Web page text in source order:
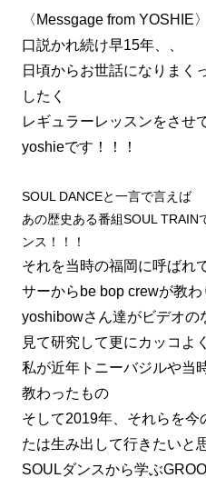
〈Messgage from YOSHIE〉
口説かれ続け早15年、、
日頃からお世話になりまく
したく
レギュラーレッスンをさせ
yoshieです！！！
SOUL DANCEと一言で言えば
あの歴史ある番組SOUL
ンス！！！
それを当時の福岡に呼ばれ
サーからbe bop crewが教わ
yoshibowさん達がビデオの
見て研究して更にカッコよ
私が近年トニーバジルや当
教わったもの
そして2019年、それらを今
たは生み出して行きたいと
SOULダンスから学ぶ